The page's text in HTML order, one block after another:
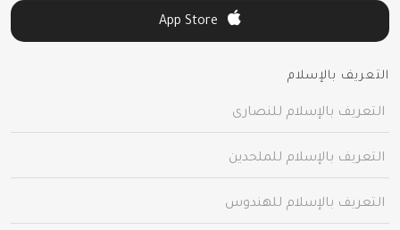
التعريف بالإسلام
التعريف بالإسلام للنصارى
التعريف بالإسلام للملحدين
التعريف بالإسلام للهندوس